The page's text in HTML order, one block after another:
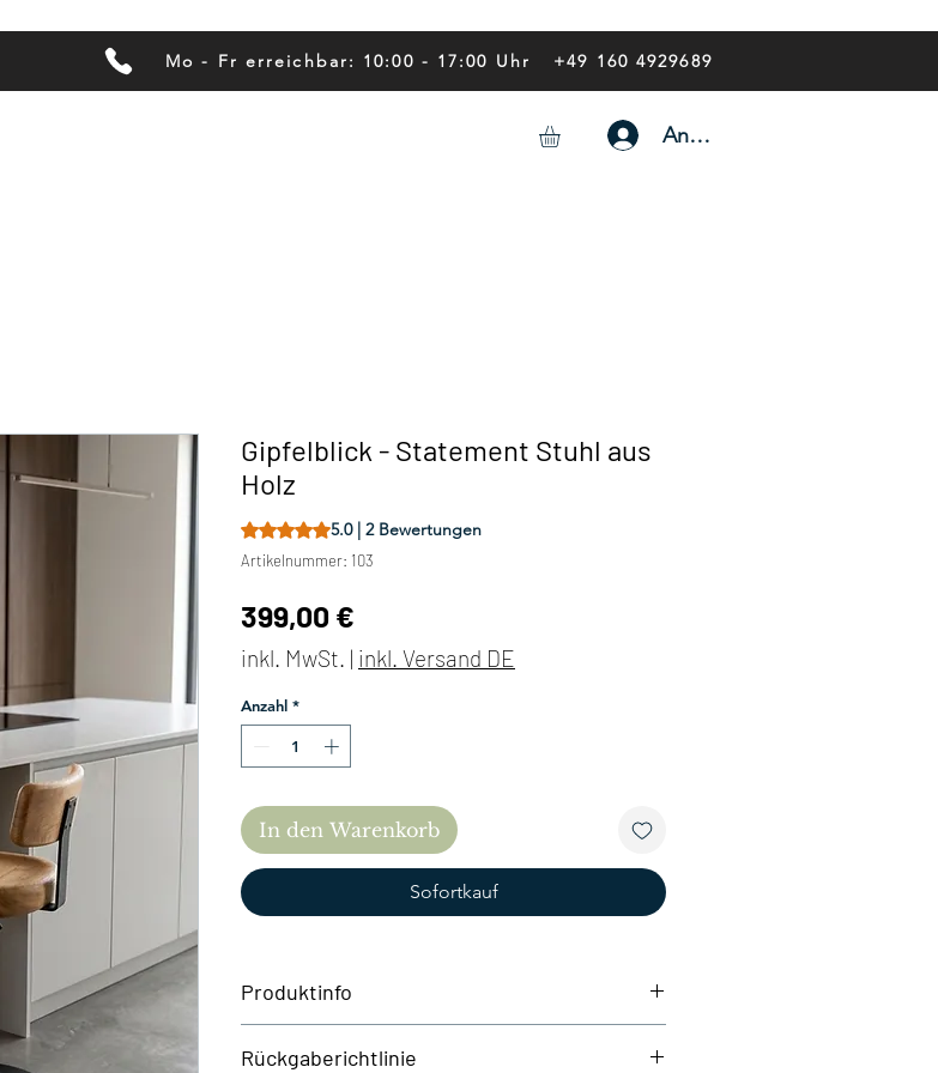
Mo - Fr erreichbar: 10:00 - 17:00 Uhr +49 160 4929689
Anmelden
Gipfelblick - Statement Stuhl aus
Holz
Das Rating beträgt 5.0 von fünf Sternen, basierend auf 2 Bewertungen.
5.0 | 2 Bewertungen
Artikelnummer: 103
399,00 €
inkl. MwSt. | inkl. Versand DE
Anzahl *
In den Warenkorb
Sofortkauf
Produktinfo
Rückgaberichtlinie